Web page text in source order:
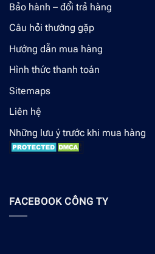
Bảo hành – đổi trả hàng
Câu hỏi thường gặp
Hướng dẫn mua hàng
Hình thức thanh toán
Sitemaps
Liên hệ
Những lưu ý trước khi mua hàng
FACEBOOK CÔNG TY